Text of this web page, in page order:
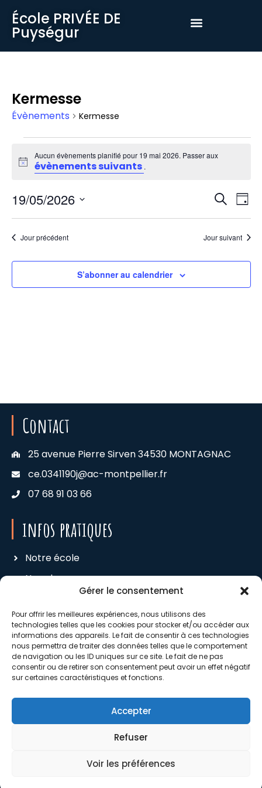
Gérer le consentement
Pour offrir les meilleures expériences, nous utilisons des
technologies telles que les cookies pour stocker et/ou accéder aux
informations des appareils. Le fait de consentir à ces technologies
nous permettra de traiter des données telles que le comportement
de navigation ou les ID uniques sur ce site. Le fait de ne pas
consentir ou de retirer son consentement peut avoir un effet négatif
sur certaines caractéristiques et fonctions.
Accepter
Refuser
Voir les préférences
École PRIVÉE DE
Puységur
Kermesse
Évènements Kermesse
Notice
Aucun évènements planifié pour 19 mai 2026. Passer aux
évènements suivants .
et
de
vues
de
Jour
19/05/2026
une
Jour précédent Jour suivant
S’abonner au calendrier
Contact
25 avenue Pierre Sirven 34530 MONTAGNAC
ce.0341190j@ac-montpellier.fr
07 68 91 03 66
infos pratiques
Notre école
Nos classes
Associations
OGEC
APEL
Comité Kermesse
Macom360